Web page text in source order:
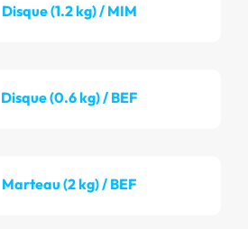
Disque (1.2 kg) / MIM
Disque (0.6 kg) / BEF
Marteau (2 kg) / BEF